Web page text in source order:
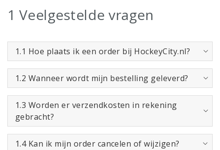
1 Veelgestelde vragen
1.1 Hoe plaats ik een order bij HockeyCity.nl?
1.2 Wanneer wordt mijn bestelling geleverd?
1.3 Worden er verzendkosten in rekening
gebracht?
1.4 Kan ik mijn order cancelen of wijzigen?